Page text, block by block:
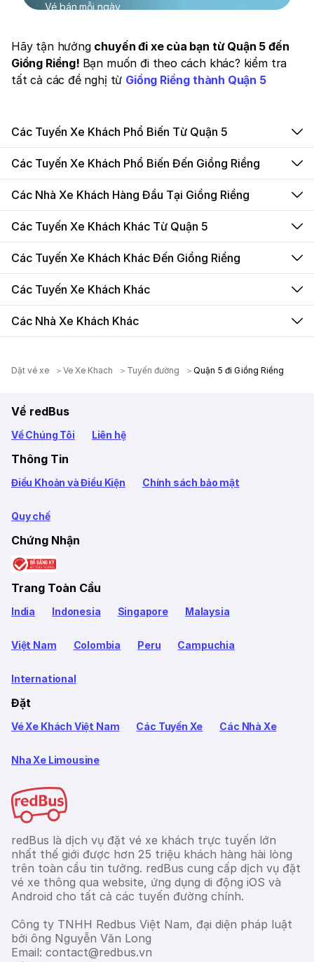
Vé bán mỗi ngày
Hãy tận hưởng chuyến đi xe của bạn từ Quận 5 đến
Giồng Riềng! Bạn muốn đi theo cách khác? kiểm tra
tất cả các đề nghị từ Giồng Riềng thành Quận 5
Các Tuyến Xe Khách Phổ Biến Từ Quận 5
Các Tuyến Xe Khách Phổ Biến Đến Giồng Riềng
Các Nhà Xe Khách Hàng Đầu Tại Giồng Riềng
Các Tuyến Xe Khách Khác Từ Quận 5
Các Tuyến Xe Khách Khác Đến Giồng Riềng
Các Tuyến Xe Khách Khác
Các Nhà Xe Khách Khác
Dặt vé xe Ve Xe Khach Tuyến đường Quận 5 đi Giồng Riềng
Về redBus
Về Chúng Tôi Liên hệ
Thông Tin
Điều Khoản và Điều Kiện Chính sách bảo mật
Quy chế
Chứng Nhận
Trang Toàn Cầu
India Indonesia Singapore Malaysia
Việt Nam Colombia Peru Campuchia
International
Đặt
Vé Xe Khách Việt Nam Các Tuyến Xe Các Nhà Xe
Nha Xe Limousine
redBus là dịch vụ đặt vé xe khách trực tuyến lớn
nhất thế giới được hơn 25 triệu khách hàng hài lòng
trên toàn cầu tin tưởng. redBus cung cấp dịch vụ đặt
vé xe thông qua website, ứng dụng di động iOS và
Android cho tất cả các tuyến đường chính.
Công ty TNHH Redbus Việt Nam, đại diện pháp luật
bởi ông Nguyễn Văn Long
Email: contact@redbus.vn